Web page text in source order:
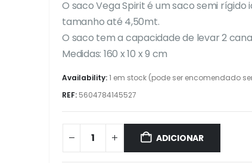
O saco Vega Spirit é um saco semi
tamanho até 4,50mt.
O saco tem a capacidade de levar 2
Medidas: 160 x 10 x 9 cm
Availability:1 em stock (pode ser encomendado
REF: 5604784145527
ADICIONAR